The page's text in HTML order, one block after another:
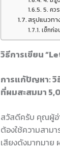
5. คว
สรุปแนวทา
เช็กก่อ
วิธีการเขียน
การแก้ปัญหา: วิ
ที่ผมสะสมมา
สวัสดีครับ คุณผู้อ่
ต้องใช้ความสาม
เสียงดังมากมาย